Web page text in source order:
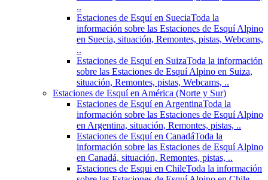
..
Estaciones de Esquí en SueciaToda la
información sobre las Estaciones de Esquí Alpino
en Suecia, situación, Remontes, pistas, Webcams,
..
Estaciones de Esquí en SuizaToda la información
sobre las Estaciones de Esquí Alpino en Suiza,
situación, Remontes, pistas, Webcams, ..
Estaciones de Esquí en América (Norte y Sur)
Estaciones de Esquí en ArgentinaToda la
información sobre las Estaciones de Esquí Alpino
en Argentina, situación, Remontes, pistas, ..
Estaciones de Esquí en CanadáToda la
información sobre las Estaciones de Esquí Alpino
en Canadá, situación, Remontes, pistas, ..
Estaciones de Esqui en ChileToda la información